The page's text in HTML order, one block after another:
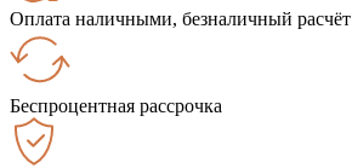
Оплата наличными, безналичный расчёт
Беспроцентная рассрочка